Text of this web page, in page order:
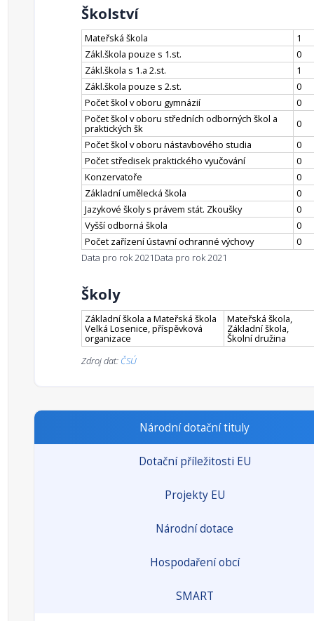
Školství
Mateřská škola
1
Zákl.škola pouze s 1.st.
0
Zákl.škola s 1.a 2.st.
1
Zákl.škola pouze s 2.st.
0
Počet škol v oboru gymnázií
0
Počet škol v oboru středních odborných škol a
praktických šk
0
Počet škol v oboru nástavbového studia
0
Počet středisek praktického vyučování
0
Konzervatoře
0
Základní umělecká škola
0
Jazykové školy s právem stát. Zkoušky
0
Vyšší odborná škola
0
Počet zařízení ústavní ochranné výchovy
0
Data pro rok 2021Data pro rok 2021
Školy
Základní škola a Mateřská škola
Velká Losenice, příspěvková
organizace
Mateřská škola,
Základní škola,
Školní družina
Zdroj dat: ČSÚ
Národní dotační tituly
Dotační příležitosti EU
Projekty EU
Národní dotace
Hospodaření obcí
SMART